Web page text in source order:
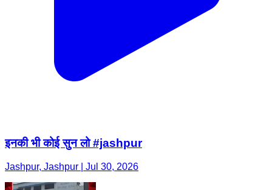
इनकी भी कोई सुन लो #jashpur
Jashpur, Jashpur | Jul 30, 2026